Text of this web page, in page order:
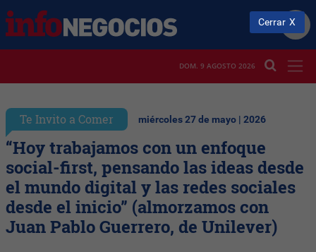
DOM. 9 AGOSTO 2026
Te Invito a Comer miércoles 27 de mayo | 2026
“Hoy trabajamos con un enfoque
social-first, pensando las ideas desde
el mundo digital y las redes sociales
desde el inicio” (almorzamos con
Juan Pablo Guerrero, de Unilever)
Cerrar